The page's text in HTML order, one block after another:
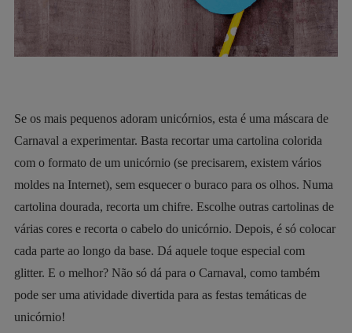
Se os mais pequenos adoram unicórnios, esta é uma máscara de
Carnaval a experimentar. Basta recortar uma cartolina colorida
com o formato de um unicórnio (se precisarem, existem vários
moldes na Internet), sem esquecer o buraco para os olhos. Numa
cartolina dourada, recorta um chifre. Escolhe outras cartolinas de
várias cores e recorta o cabelo do unicórnio. Depois, é só colocar
cada parte ao longo da base. Dá aquele toque especial com
glitter. E o melhor? Não só dá para o Carnaval, como também
pode ser uma atividade divertida para as festas temáticas de
unicórnio!